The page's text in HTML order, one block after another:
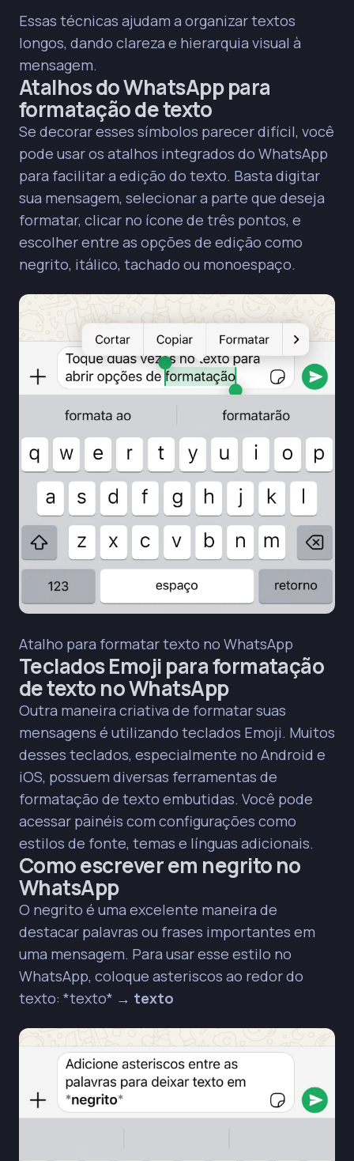
Essas técnicas ajudam a organizar textos
longos, dando clareza e hierarquia visual à
mensagem.
Atalhos do WhatsApp para
formatação de texto
Se decorar esses símbolos parecer difícil, você
pode usar os atalhos integrados do WhatsApp
para facilitar a edição do texto. Basta digitar
sua mensagem, selecionar a parte que deseja
formatar, clicar no ícone de três pontos, e
escolher entre as opções de edição como
negrito, itálico, tachado ou monoespaço.
Atalho para formatar texto no WhatsApp
Teclados Emoji para formatação
de texto no WhatsApp
Outra maneira criativa de formatar suas
mensagens é utilizando teclados Emoji. Muitos
desses teclados, especialmente no Android e
iOS, possuem diversas ferramentas de
formatação de texto embutidas. Você pode
acessar painéis com configurações como
estilos de fonte, temas e línguas adicionais.
Como escrever em negrito no
WhatsApp
O negrito é uma excelente maneira de
destacar palavras ou frases importantes em
uma mensagem. Para usar esse estilo no
WhatsApp, coloque asteriscos ao redor do
texto: *texto* → texto